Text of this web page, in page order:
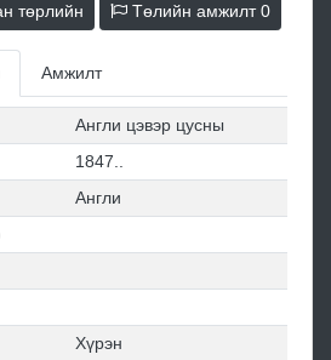
төрлийн Төлийн амжилт0
Амжилт
Англи цэвэр цусны
1847..
Англи
Хүрэн